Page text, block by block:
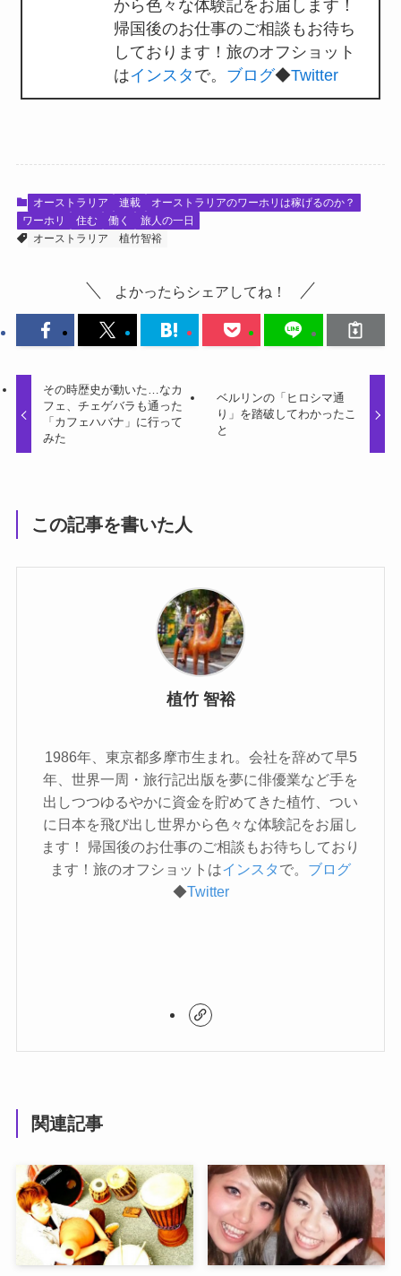
から色々な体験記をお届します！
帰国後のお仕事のご相談もお待ち
しております！旅のオフショット
はインスタ で。 ブログ◆Twitter
オーストラリア 連載
オーストラリアのワーホリは稼げるのか？
ワーホリ
住む 働く
旅人の一日
オーストラリア
植竹智裕
よかったらシェアしてね！
その時歴史が動いた…なカ
フェ、チェゲバラも通った
「カフェハバナ」に行って
みた
ベルリンの「ヒロシマ通
り」を踏破してわかったこ
と
この記事を書いた人
植竹 智裕
1986年、東京都多摩市生まれ。会社を辞めて早5
年、世界一周・旅行記出版を夢に俳優業など手を
出しつつゆるやかに資金を貯めてきた植竹、つい
に日本を飛び出し世界から色々な体験記をお届し
ます！ 帰国後のお仕事のご相談もお待ちしており
ます！旅のオフショットはインスタ で。 ブログ
◆Twitter
関連記事